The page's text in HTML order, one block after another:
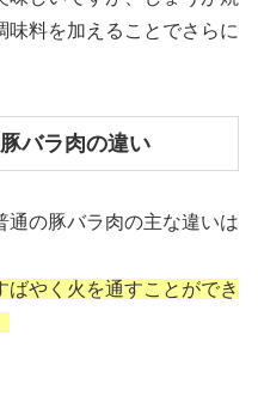
味料を加えることでさらに
バラ肉の違い
通の豚バラ肉の主な違いは
ばやく火を通すことができ